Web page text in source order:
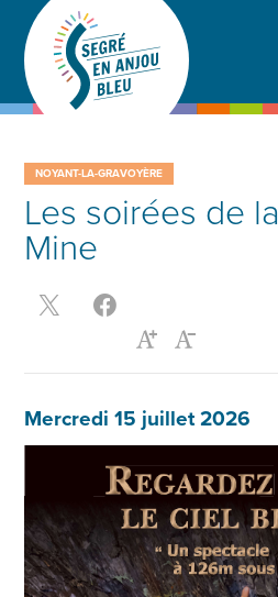
NOYANT-LA-GRAVOYÈRE
Les soirées de la
Mine
Mercredi 15 juillet 2026